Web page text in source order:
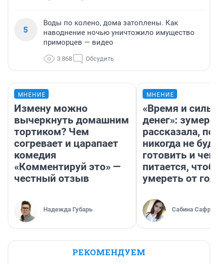
5
Воды по колено, дома затоплены. Как
наводнение ночью уничтожило имущество
приморцев — видео
3 868 Обсудить
МНЕНИЕ
Измену можно
вычеркнуть домашним
тортиком? Чем
согревает и царапает
комедия
«Комментируй это» —
честный отзыв
Надежда Губарь
МНЕНИЕ
«Время и
денег»:
рассказала,
никогда не
готовить и чем
питается,
умереть от
Сабина
РЕКОМЕНДУЕМ